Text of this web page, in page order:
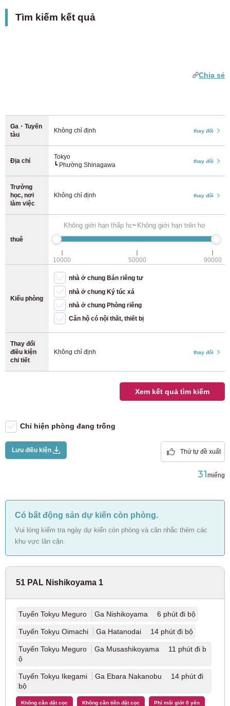
Asakusa lines, as well as convenient access to Haneda
Airport and the Shinkansen.
security deposit or key money is required, and short-term
Tìm kiếm kết quả
Chia sẻ
Ga・Tuyến
tàu
Không chỉ định thay đổi
Địa chỉ
Tokyo
┗ Phường Shinagawa
thay đổi
Trường
học, nơi
làm việc
Không chỉ định thay đổi
thuê
~
10000 50000 90000
Kiểu phòng
nhà ở chung Bán riêng tư
nhà ở chung Ký túc xá
nhà ở chung Phòng riêng
Căn hộ có nội thất, thiết bị
Thay đổi
điều kiện
chi tiết
Không chỉ định thay đổi
Xem kết quả tìm kiếm
Lưu điều kiện Thứ tự đề xuất
31miếng
Chỉ hiện phòng đang trống
Có bất động sản dự kiến còn phòng.
Vui lòng kiểm tra ngày dự kiến còn phòng và cân nhắc thêm các
khu vực lân cận.
51 PAL Nishikoyama 1
Tuyến Tokyu Meguro Ga Nishikoyama 6 phút đi bộ
Tuyến Tokyu Oimachi Ga Hatanodai 14 phút đi bộ
Tuyến Tokyu Meguro
Ga Musashikoyama 11 phút đi b
ộ
Tuyến Tokyu Ikegami
Ga Ebara Nakanobu 14 phút đi
bộ
Không cần đặt cọc Không cần tiền đặt cọc Phí môi giới 0 yên
JR Đông
Tuyến JR Shonan Shinjuku
Tuyến Ueno Tokyo
Tuyến JR Joban
Tuyến JR Keiyo (8)
Tuyến JR Yokohama (28)
Tuyến JR Nambu (40)
Tuyến JR Yokosuka (12)
Tuyến chính JR Tohoku
Tuyến JR Takasaki (2)
(37)
Tuyến Utsunomiya (7)
Tuyến JR Musashino
Tuyến JR Sagami (1)
Tuyến tàu điện ngầm Tokyo Metro Marunouchi
Tuyến Tokyo Metro Ginza (12)
Tuyến Yurakucho của Tokyo Metro (67)
Chubu
Kyoto (9)
Osaka (165)
Kyushu
Loại trừ chỗ nghỉ chỉ dành cho phụ nữ
Không cần đặt cọc
Không cần tiền đặt cọc
Phí môi giới 0 yên
Chỉ trong thời gian có hạn! Nhận đơn đăng ký từ 52 ngày trước
ngày chuyển đến (thường là 37 ngày trước)
Đặc trưng
Ở được 2 người
Wifi miên phi)
Bãi đậu xe đạp (xe đạp)
Bãi đậu xe đạp (xe máy)